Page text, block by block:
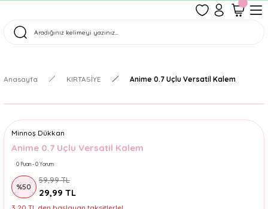
Tüm Siparişler Aynı Gün Kargoda!
Anasayfa KIRTASİYE Anime 0.7 Uçlu Versatil Kalem
Minnoş Dükkan
Anime 0.7 Uçlu Versatil Kalem
0 Puan - 0 Yorum
%50
59,99 TL
29,99 TL